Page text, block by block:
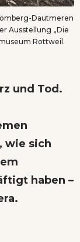
Dautmeren
Ausstellung „Die
Rottweil.
und Tod.
wie sich
haben –